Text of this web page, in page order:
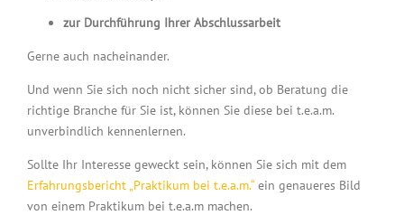
zur Durchführung Ihrer Abschlussarbeit
Gerne auch nacheinander.
Und wenn Sie sich noch nicht sicher sind, ob Beratung die
richtige Branche für Sie ist, können Sie diese bei t.e.a.m.
unverbindlich kennenlernen.
Sollte Ihr Interesse geweckt sein, können Sie sich mit dem
Erfahrungsbericht „Praktikum bei t.e.a.m.“ ein genaueres Bild
von einem Praktikum bei t.e.a.m machen.